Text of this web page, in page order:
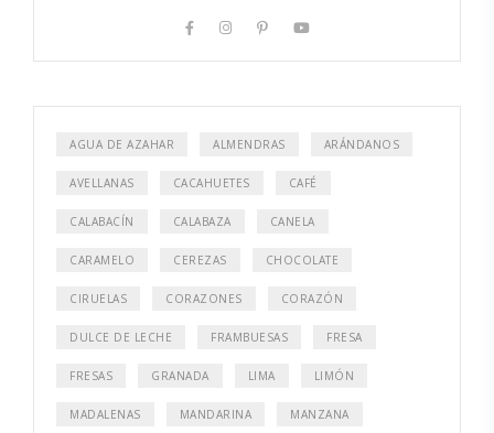
AGUA DE AZAHAR ALMENDRAS ARÁNDANOS
AVELLANAS CACAHUETES CAFÉ
CALABACÍN CALABAZA CANELA
CARAMELO CEREZAS CHOCOLATE
CIRUELAS CORAZONES CORAZÓN
DULCE DE LECHE FRAMBUESAS FRESA
FRESAS GRANADA LIMA LIMÓN
MADALENAS MANDARINA MANZANA